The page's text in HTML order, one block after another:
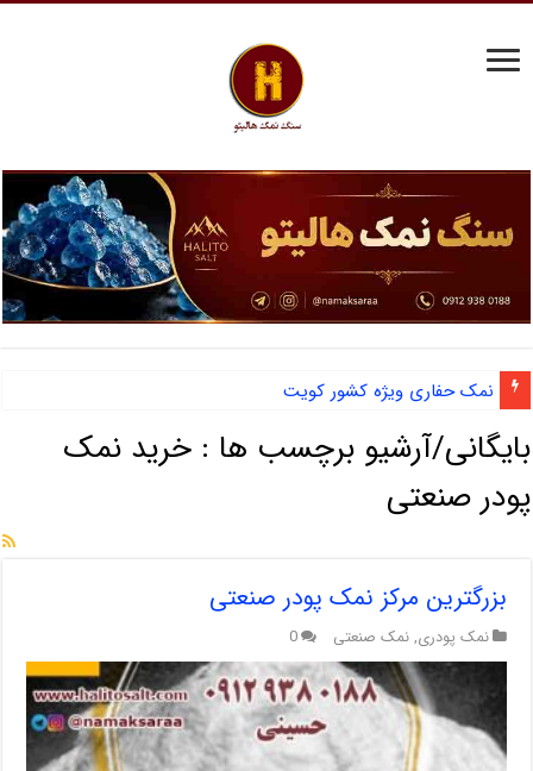
نمک حفاری ویژه کشور کویت
بایگانی/آرشیو برچسب ها : خرید نمک
پودر صنعتی
بزرگترین مرکز نمک پودر صنعتی
نمک پودری, نمک صنعتی 0